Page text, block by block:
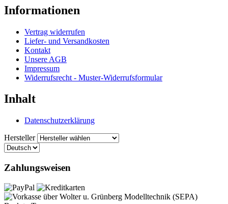
Informationen
Vertrag widerrufen
Liefer- und Versandkosten
Kontakt
Unsere AGB
Impressum
Widerrufsrecht - Muster-Widerrufsformular
Inhalt
Datenschutzerklärung
Hersteller
Zahlungsweisen